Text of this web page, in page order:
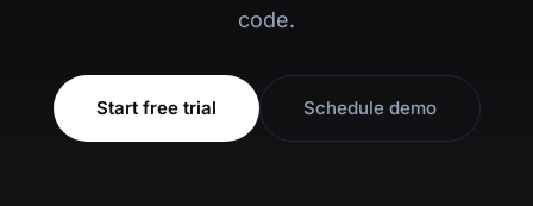
code.
Start free trial Schedule demo